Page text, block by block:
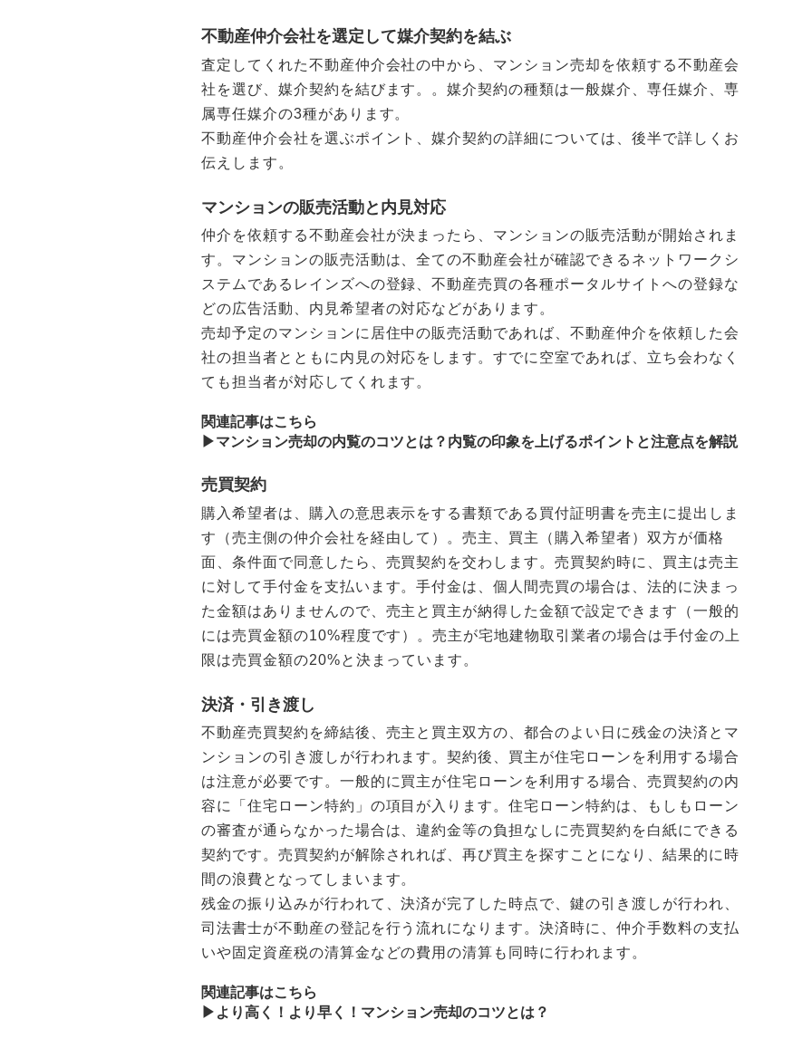
不動産仲介会社を選定して媒介契約を結ぶ
査定してくれた不動産仲介会社の中から、マンション売却を依頼する不動産会
社を選び、媒介契約を結びます。。媒介契約の種類は一般媒介、専任媒介、専
属専任媒介の3種があります。
不動産仲介会社を選ぶポイント、媒介契約の詳細については、後半で詳しくお
伝えします。
マンションの販売活動と内見対応
仲介を依頼する不動産会社が決まったら、マンションの販売活動が開始されま
す。マンションの販売活動は、全ての不動産会社が確認できるネットワークシ
ステムであるレインズへの登録、不動産売買の各種ポータルサイトへの登録な
どの広告活動、内見希望者の対応などがあります。
売却予定のマンションに居住中の販売活動であれば、不動産仲介を依頼した会
社の担当者とともに内見の対応をします。すでに空室であれば、立ち会わなく
ても担当者が対応してくれます。
関連記事はこちら
▶︎マンション売却の内覧のコツとは？内覧の印象を上げるポイントと注意点を解説
売買契約
購入希望者は、購入の意思表示をする書類である買付証明書を売主に提出しま
す（売主側の仲介会社を経由して）。売主、買主（購入希望者）双方が価格
面、条件面で同意したら、売買契約を交わします。売買契約時に、買主は売主
に対して手付金を支払います。手付金は、個人間売買の場合は、法的に決まっ
た金額はありませんので、売主と買主が納得した金額で設定できます（一般的
には売買金額の10%程度です）。売主が宅地建物取引業者の場合は手付金の上
限は売買金額の20%と決まっています。
決済・引き渡し
不動産売買契約を締結後、売主と買主双方の、都合のよい日に残金の決済とマ
ンションの引き渡しが行われます。契約後、買主が住宅ローンを利用する場合
は注意が必要です。一般的に買主が住宅ローンを利用する場合、売買契約の内
容に「住宅ローン特約」の項目が入ります。住宅ローン特約は、もしもローン
の審査が通らなかった場合は、違約金等の負担なしに売買契約を白紙にできる
契約です。売買契約が解除されれば、再び買主を探すことになり、結果的に時
間の浪費となってしまいます。
残金の振り込みが行われて、決済が完了した時点で、鍵の引き渡しが行われ、
司法書士が不動産の登記を行う流れになります。決済時に、仲介手数料の支払
いや固定資産税の清算金などの費用の清算も同時に行われます。
関連記事はこちら
▶︎より高く！より早く！マンション売却のコツとは？